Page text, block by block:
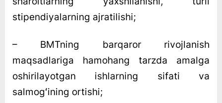
stipendiyalarning ajratilishi;
– BMTning barqaror rivojlanish
maqsadlariga hamohang tarzda amalga
oshirilayotgan ishlarning sifati va
salmogʻining ortishi;